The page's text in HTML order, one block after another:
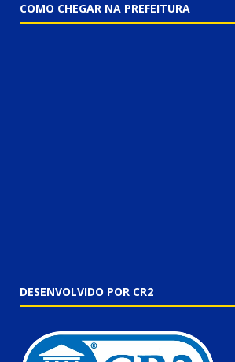
COMO CHEGAR NA PREFEITURA
DESENVOLVIDO POR CR2